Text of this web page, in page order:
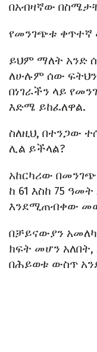
በአብዛኛው
የመንገጭቱ ቀጥተኛ
ይህም ማለት አንድ
ለሁሉም ሰው
በነገራችን ላይ
እድሜ ይከፈለዋል.
ስለዚህ, በተንጋው
ሊል ይችላል?
አከርካሪው
ከ 61 እስከ 75
እንደሚጠብቀው
በቻይናውያን
ክፍት መሆን አለበት,
በሕይወቱ ውስጥ